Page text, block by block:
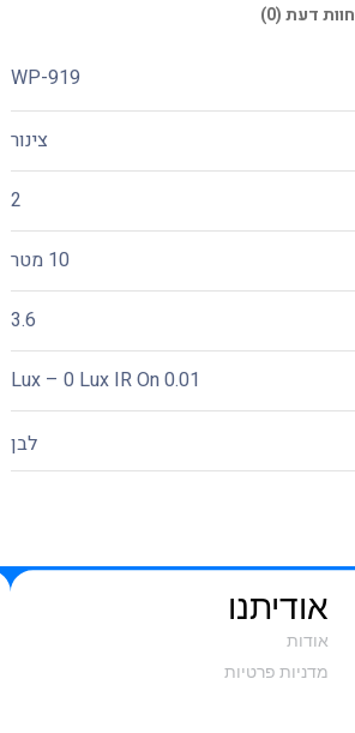
חוות דעת (0)
WP-919
צינור
2
10 מטר
3.6
0.01 Lux – 0 Lux IR On
לבן
אודיתנו
אודות
מדניות פרטיות